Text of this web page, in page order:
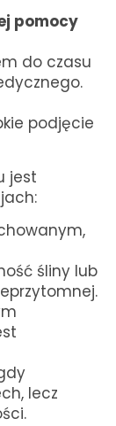
pomocy
do czasu
podjęcie
jest
śliny lub
lecz